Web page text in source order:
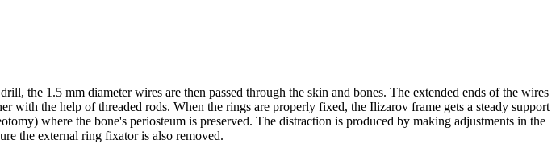
the 1.5 mm diameter wires are then passed through the skin and bones. The extended ends of the wires
the help of threaded rods. When the rings are properly fixed, the Ilizarov frame gets a steady support
where the bone's periosteum is preserved. The distraction is produced by making adjustments in the
the external ring fixator is also removed.